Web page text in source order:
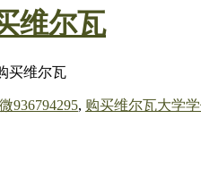
维尔瓦
买维尔瓦
936794295, 购买维尔瓦大学